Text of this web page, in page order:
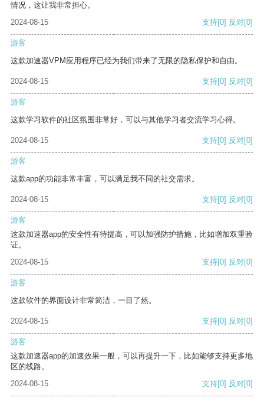
情况，这让我非常担心。
2024-08-15
支持[0] 反对[0]
游客
这款加速器VPM应用程序已经为我们带来了无限的隐私保护和自由。
2024-08-15 支持[0] 反对[0]
游客
这款学习软件的社区氛围非常好，可以与其他学习者交流学习心得。
2024-08-15 支持[0] 反对[0]
游客
这款app的功能非常丰富，可以满足我不同的社交需求。
2024-08-15 支持[0] 反对[0]
游客
这款加速器app的安全性有待提高，可以加强防护措施，比如增加双重验
证。
2024-08-15
支持[0] 反对[0]
游客
这款软件的界面设计非常简洁，一目了然。
2024-08-15 支持[0] 反对[0]
游客
这款加速器app的加速效果一般，可以再提升一下，比如能够支持更多地
区的线路。
2024-08-15
支持[0] 反对[0]